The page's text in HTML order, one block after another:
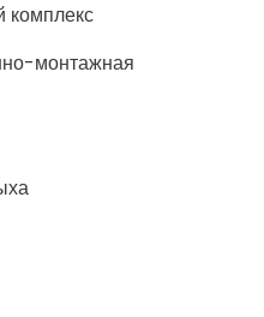
комплекс
монтажная